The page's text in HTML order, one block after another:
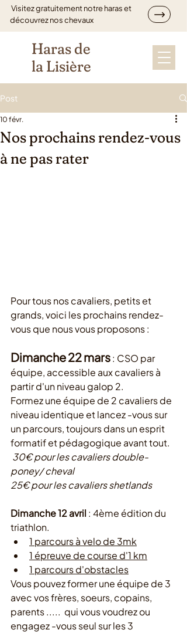
Visitez gratuitement notre haras et
découvrez nos chevaux
Haras de
la Lisière
Post
Nos prochains rendez-vous
à ne pas rater
10 févr.
Pour tous nos cavaliers, petits et
grands, voici les prochains rendez-
vous que nous vous proposons :
Dimanche 22 mars : CSO par
équipe, accessible aux cavaliers à
partir d'un niveau galop 2.
Formez une équipe de 2 cavaliers de
niveau identique et lancez -vous sur
un parcours, toujours dans un esprit
formatif et pédagogique avant tout.
30€ pour les cavaliers double-
poney/ cheval
25€ pour les cavaliers shetlands
Dimanche 12 avril : 4ème édition du
triathlon.
1 parcours à velo de 3mk
1 épreuve de course d'1 km
1 parcours d'obstacles
Vous pouvez former une équipe de 3
avec vos frères, soeurs, copains,
parents .....  qui vous voudrez ou
engagez -vous seul sur les 3